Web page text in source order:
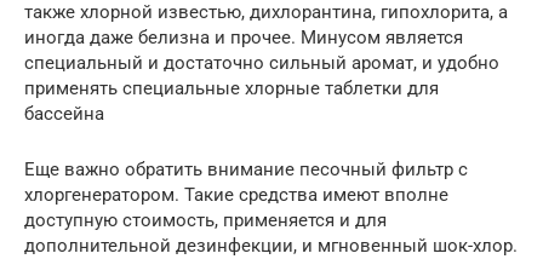
также хлорной известью, дихлорантина, гипохлорита, а
иногда даже белизна и прочее. Минусом является
специальный и достаточно сильный аромат, и удобно
применять специальные хлорные таблетки для
бассейна
Еще важно обратить внимание песочный фильтр с
хлоргенератором. Такие средства имеют вполне
доступную стоимость, применяется и для
дополнительной дезинфекции, и мгновенный шок-хлор.